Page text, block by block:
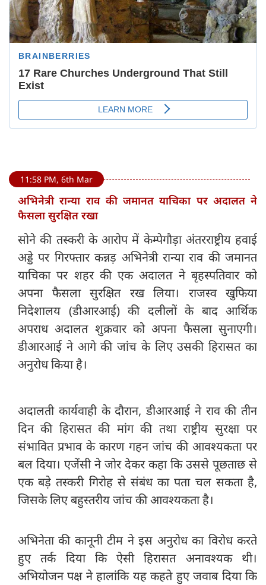
11:58 PM, 6th Mar
अभिनेत्री रान्या राव की जमानत याचिका पर अदालत ने
फैसला सुरक्षित रखा
सोने की तस्करी के आरोप में केम्पेगौड़ा अंतरराष्ट्रीय हवाई
अड्डे पर गिरफ्तार कन्नड़ अभिनेत्री रान्या राव की जमानत
याचिका पर शहर की एक अदालत ने बृहस्पतिवार को
अपना फैसला सुरक्षित रख लिया। राजस्व खुफिया
निदेशालय (डीआरआई) की दलीलों के बाद आर्थिक
अपराध अदालत शुक्रवार को अपना फैसला सुनाएगी।
डीआरआई ने आगे की जांच के लिए उसकी हिरासत का
अनुरोध किया है।
अदालती कार्यवाही के दौरान, डीआरआई ने राव की तीन
दिन की हिरासत की मांग की तथा राष्ट्रीय सुरक्षा पर
संभावित प्रभाव के कारण गहन जांच की आवश्यकता पर
बल दिया। एजेंसी ने जोर देकर कहा कि उससे पूछताछ से
एक बड़े तस्करी गिरोह से संबंध का पता चल सकता है,
जिसके लिए बहुस्तरीय जांच की आवश्यकता है।
अभिनेता की कानूनी टीम ने इस अनुरोध का विरोध करते
हुए तर्क दिया कि ऐसी हिरासत अनावश्यक थी।
अभियोजन पक्ष ने हालांकि यह कहते हुए जवाब दिया कि